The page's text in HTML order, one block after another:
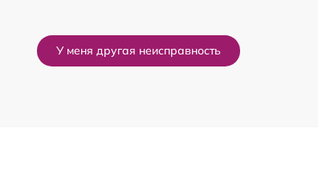
У меня другая неисправность